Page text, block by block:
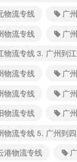
物流专线
广
物流专线
广
物流专线 3. 广州到
物流专线
广
物流专线
广
物流专线
广
物流专线 5. 广州到
港物流专线